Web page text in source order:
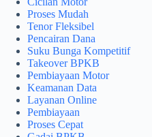
Proses Mudah
Tenor Fleksibel
Pencairan Dana
Suku Bunga Kompetitif
Takeover BPKB
Pembiayaan Motor
Keamanan Data
Layanan Online
Pembiayaan
Proses Cepat